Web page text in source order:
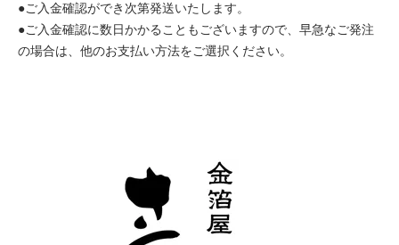
●ご入金確認ができ次第発送いたします。
●ご入金確認に数日かかることもございますので、早急なご発注
の場合は、他のお支払い方法をご選択ください。